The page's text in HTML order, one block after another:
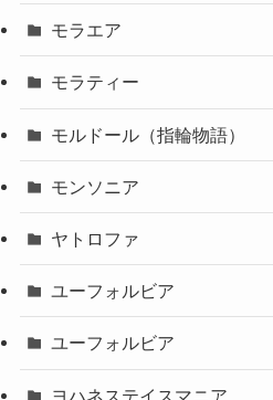
モラエア
モラティー
モルドール（指輪物語）
モンソニア
ヤトロファ
ユーフォルビア
ユーフォルビア
ヨハネステイスマニア